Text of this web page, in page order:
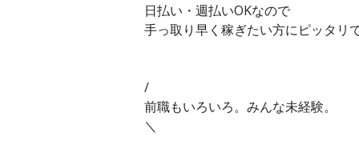
日払い・週払いOKなので
手っ取り早く稼ぎたい方にピッタリ
/
前職もいろいろ。みんな未経験。
＼